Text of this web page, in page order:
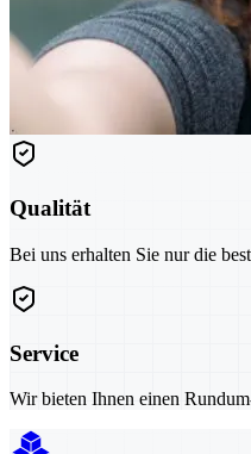
Qualität
Bei uns erhalten Sie nur die
Service
Wir bieten Ihnen einen